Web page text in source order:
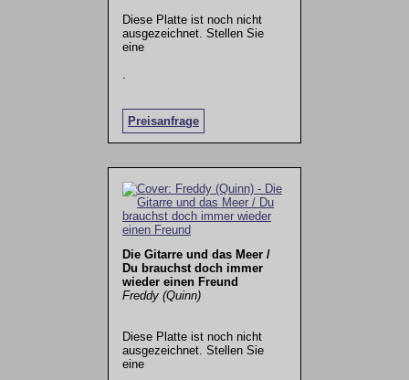
Diese Platte ist noch nicht
ausgezeichnet. Stellen Sie
eine
Preisanfrage
Die Gitarre und das Meer /
Du brauchst doch immer
wieder einen Freund
Freddy (Quinn)
Diese Platte ist noch nicht
ausgezeichnet. Stellen Sie
eine